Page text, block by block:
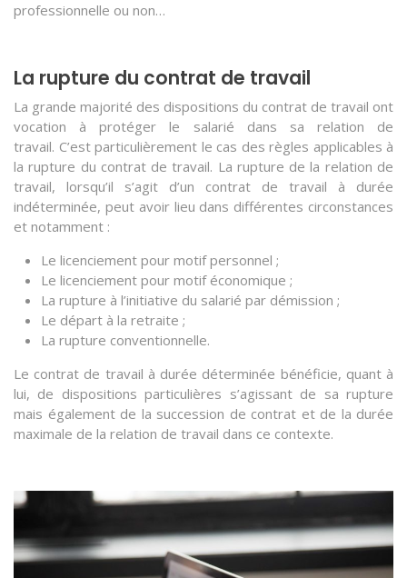
professionnelle ou non…
La rupture du contrat de travail
La grande majorité des dispositions du contrat de travail ont
vocation à protéger le salarié dans sa relation de
travail. C’est particulièrement le cas des règles applicables à
la rupture du contrat de travail. La rupture de la relation de
travail, lorsqu’il s’agit d’un contrat de travail à durée
indéterminée, peut avoir lieu dans différentes circonstances
et notamment :
Le licenciement pour motif personnel ;
Le licenciement pour motif économique ;
La rupture à l’initiative du salarié par démission ;
Le départ à la retraite ;
La rupture conventionnelle.
Le contrat de travail à durée déterminée bénéficie, quant à
lui, de dispositions particulières s’agissant de sa rupture
mais également de la succession de contrat et de la durée
maximale de la relation de travail dans ce contexte.